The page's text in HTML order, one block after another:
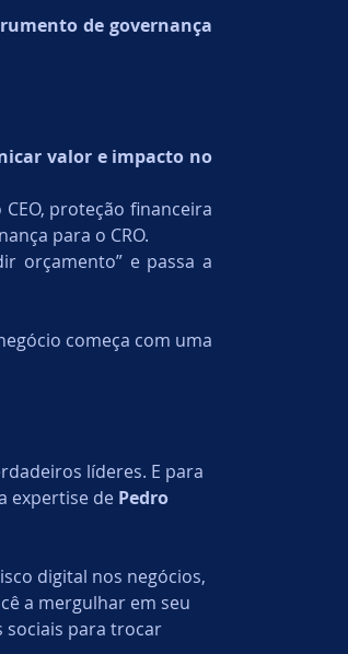
de governança
valor e impacto no
proteção financeira
para o CRO.
começa com uma
líderes. E para
expertise de Pedro
digital nos negócios,
a mergulhar em seu
sociais para trocar